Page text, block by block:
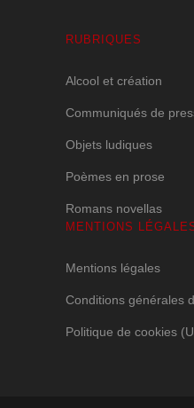
RUBRIQUES
Alcool et création
Communiqués de
Objets ludiques
Poèmes en prose
Romans novellas
MENTIONS
Mentions légales
Conditions générales
Politique de cookies